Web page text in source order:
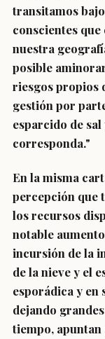
transitamos
conscientes
nuestra
posible
riesgos propios
gestión por
esparcido de sal
corresponda."
En la misma
percepción que
los recursos
notable
incursión de la
de la nieve y el
esporádica y en
dejando
tiempo, apuntan